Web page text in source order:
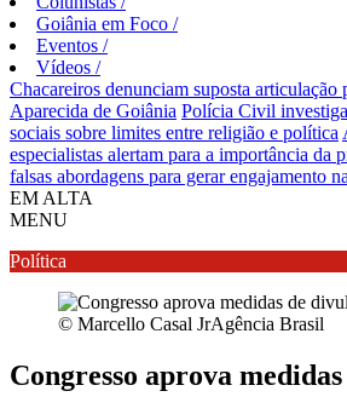
Goiânia em Foco /
Eventos /
Vídeos /
Chacareiros denunciam suposta
Aparecida de Goiânia Polícia Civil
sociais sobre limites entre religião e política
especialistas alertam para a importância da
falsas abordagens para gerar engajamento
EM ALTA
MENU
Política
© Marcello Casal JrAgência Brasil
Congresso aprova